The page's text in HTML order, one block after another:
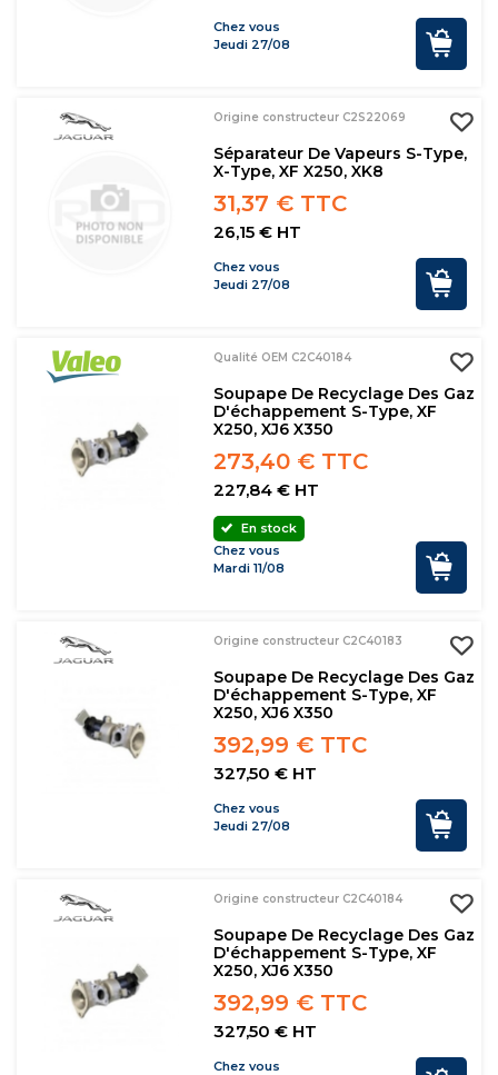
Chez vous
Jeudi 27/08
Origine constructeur C2S22069
Séparateur De Vapeurs S-Type,
X-Type, XF X250, XK8
31,37 € TTC
26,15 € HT
Chez vous
Jeudi 27/08
Qualité OEM C2C40184
Soupape De Recyclage Des Gaz
D'échappement S-Type, XF
X250, XJ6 X350
273,40 € TTC
227,84 € HT
En stock
Chez vous
Mardi 11/08
Origine constructeur C2C40183
Soupape De Recyclage Des Gaz
D'échappement S-Type, XF
X250, XJ6 X350
392,99 € TTC
327,50 € HT
Chez vous
Jeudi 27/08
Origine constructeur C2C40184
Soupape De Recyclage Des Gaz
D'échappement S-Type, XF
X250, XJ6 X350
392,99 € TTC
327,50 € HT
Chez vous